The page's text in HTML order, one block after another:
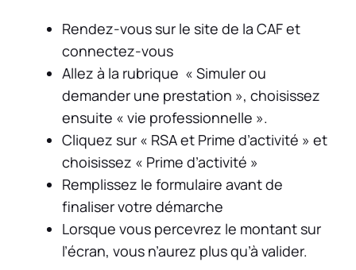
Rendez-vous sur le site de la CAF et
connectez-vous
Allez à la rubrique « Simuler ou
demander une prestation », choisissez
ensuite « vie professionnelle ».
Cliquez sur « RSA et Prime d’activité » et
choisissez « Prime d’activité »
Remplissez le formulaire avant de
finaliser votre démarche
Lorsque vous percevrez le montant sur
l’écran, vous n’aurez plus qu’à valider.